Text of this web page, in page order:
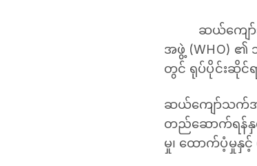
ဆယ်ကျော်
အဖွဲ့ (WHO)
တွင် ရုပ်ပိုင်းဆိုင်ရ
ဆယ်ကျော်သက်
တည်ဆောက်ရန်နှ
မှု၊ ထောက်ပံ့မှုနှင့်